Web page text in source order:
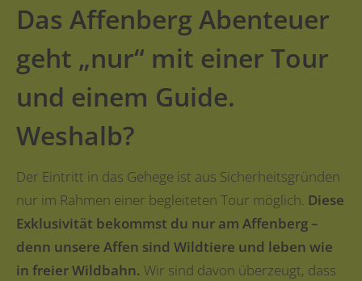
Das Affenberg Abenteuer
geht „nur“ mit einer Tour
und einem Guide.
Weshalb?
Der Eintritt in das Gehege ist aus Sicherheitsgründen
nur im Rahmen einer begleiteten Tour möglich. Diese
Exklusivität bekommst du nur am Affenberg –
denn unsere Affen sind Wildtiere und leben wie
in freier Wildbahn. Wir sind davon überzeugt, dass